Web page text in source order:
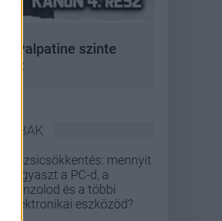
Palpatine szinte
Rezsicsökkentés: mennyit
fogyaszt a PC-d, a
konzolod és a többi
elektronikai eszközöd?